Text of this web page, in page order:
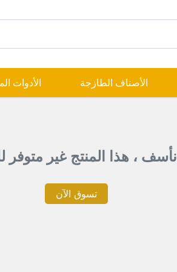
الأصناف الطازجة الأدوات
نأسف ، هذا المنتج غير متوفر
تسوق الآن